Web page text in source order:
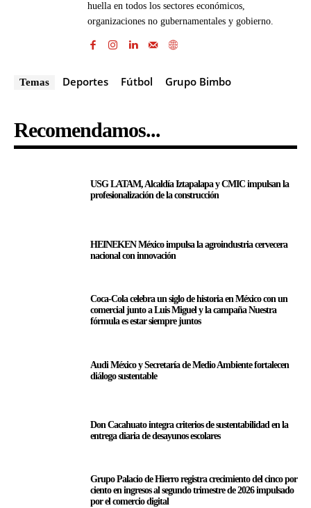
huella en todos los sectores económicos,
organizaciones no gubernamentales y gobierno.
Temas Deportes Fútbol Grupo Bimbo
Recomendamos...
USG LATAM, Alcaldía Iztapalapa y CMIC impulsan la
profesionalización de la construcción
HEINEKEN México impulsa la agroindustria cervecera
nacional con innovación
Coca-Cola celebra un siglo de historia en México con un
comercial junto a Luis Miguel y la campaña Nuestra
fórmula es estar siempre juntos
Audi México y Secretaría de Medio Ambiente fortalecen
diálogo sustentable
Don Cacahuato integra criterios de sustentabilidad en la
entrega diaria de desayunos escolares
Grupo Palacio de Hierro registra crecimiento del cinco por
ciento en ingresos al segundo trimestre de 2026 impulsado
por el comercio digital